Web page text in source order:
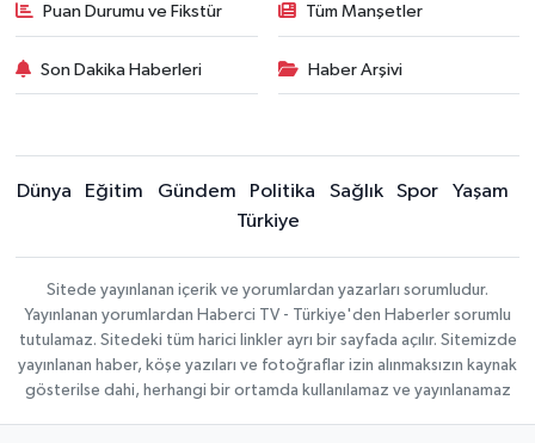
Puan Durumu ve Fikstür Tüm Manşetler
Son Dakika Haberleri Haber Arşivi
Dünya Eğitim Gündem Politika Sağlık Spor
Yaşam
Türkiye
Sitede yayınlanan içerik ve yorumlardan yazarları sorumludur.
Yayınlanan yorumlardan Haberci TV - Türkiye'den Haberler sorumlu
tutulamaz. Sitedeki tüm harici linkler ayrı bir sayfada açılır. Sitemizde
yayınlanan haber, köşe yazıları ve fotoğraflar izin alınmaksızın kaynak
gösterilse dahi, herhangi bir ortamda kullanılamaz ve yayınlanamaz